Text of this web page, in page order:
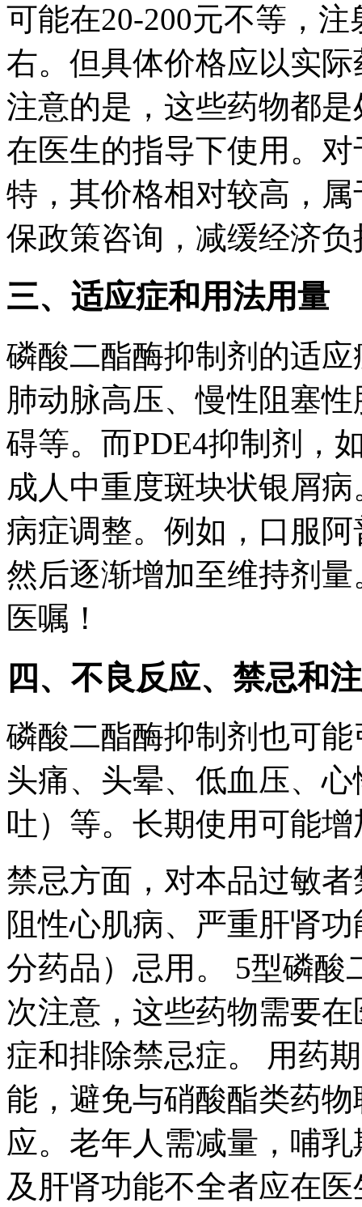
可能在20-200元不等，
右。但具体价格应以实
注意的是，这些药物都
在医生的指导下使用。
特，其价格相对较高，
保政策咨询，减缓经济负
三、适应症和用法用量
磷酸二酯酶抑制剂的适
肺动脉高压、慢性阻塞
碍等。而PDE4抑制剂，
成人中重度斑块状银屑
病症调整。例如，口服
然后逐渐增加至维持剂
医嘱！
四、不良反应、禁忌和
磷酸二酯酶抑制剂也可
头痛、头晕、低血压、
吐）等。长期使用可能
禁忌方面，对本品过敏
阻性心肌病、严重肝肾
分药品）忌用。 5型磷酸
次注意，这些药物需要
症和排除禁忌症。 用药
能，避免与硝酸酯类药
应。老年人需减量，哺
及肝肾功能不全者应在